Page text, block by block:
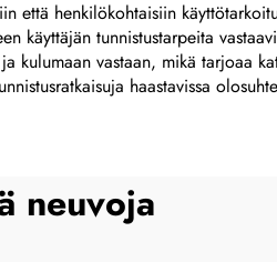
että henkilökohtaisiin
tunnistustarpeita
kulumaan vastaan, mikä tarjoaa
haastavissa
neuvoja